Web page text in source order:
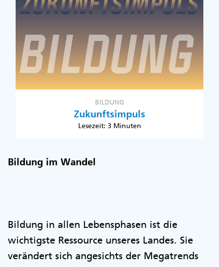
BILDUNG
Zukunftsimpuls
Lesezeit: 3 Minuten
Bildung im Wandel
Bildung in allen Lebensphasen ist die
wichtigste Ressource unseres Landes. Sie
verändert sich angesichts der Megatrends